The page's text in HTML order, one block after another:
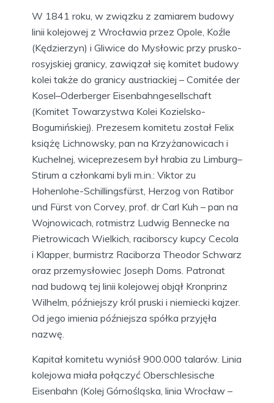
W 1841 roku, w związku z zamiarem budowy
linii kolejowej z Wrocławia przez Opole, Koźle
(Kędzierzyn) i Gliwice do Mysłowic przy prusko-
rosyjskiej granicy, zawiązał się komitet budowy
kolei także do granicy austriackiej – Comitée der
Kosel–Oderberger Eisenbahngesellschaft
(Komitet Towarzystwa Kolei Kozielsko-
Bogumińskiej). Prezesem komitetu został Felix
książę Lichnowsky, pan na Krzyżanowicach i
Kuchelnej, wiceprezesem był hrabia zu Limburg–
Stirum a członkami byli m.in.: Viktor zu
Hohenlohe-Schillingsfürst, Herzog von Ratibor
und Fürst von Corvey, prof. dr Carl Kuh – pan na
Wojnowicach, rotmistrz Ludwig Bennecke na
Pietrowicach Wielkich, raciborscy kupcy Cecola
i Klapper, burmistrz Raciborza Theodor Schwarz
oraz przemysłowiec Joseph Doms. Patronat
nad budową tej linii kolejowej objął Kronprinz
Wilhelm, późniejszy król pruski i niemiecki kajzer.
Od jego imienia późniejsza spółka przyjęła
nazwę.
Kapitał komitetu wyniósł 900.000 talarów. Linia
kolejowa miała połączyć Oberschlesische
Eisenbahn (Kolej Górnośląska, linia Wrocław –